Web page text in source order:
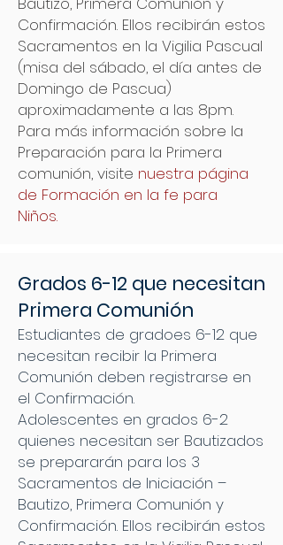
Confirmación. Ellos recibirán estos
Sacramentos en la Vigilia Pascual
(misa del sábado, el día antes de
Domingo de Pascua)
aproximadamente a las 8pm.
Para más información sobre la
Preparación para la Primera
comunión, visite nuestra página
de Formación en la fe para
Niños.
Grados 6-12 que necesitan
Primera Comunión
Estudiantes de gradoes 6-12 que
necesitan recibir la Primera
Comunión deben registrarse en
el Confirmación.
Adolescentes en grados 6-2
quienes necesitan ser Bautizados
se prepararán para los 3
Sacramentos de Iniciación –
Bautizo, Primera Comunión y
Confirmación. Ellos recibirán estos